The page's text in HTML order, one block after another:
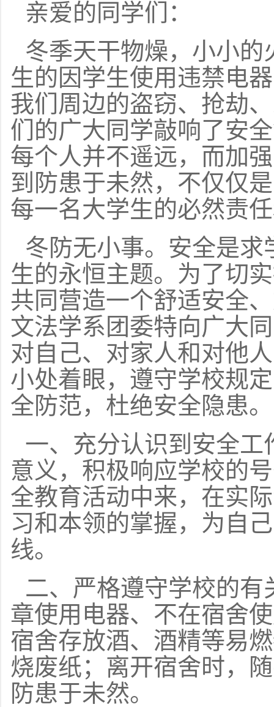
亲爱的同学们：
冬季天干物燥，小小
生的因学生使用违禁电
我们周边的盗窃、抢劫
们的广大同学敲响了安
每个人并不遥远，而加
到防患于未然，不仅仅
每一名大学生的必然责
冬防无小事。安全是
生的永恒主题。为了切
共同营造一个舒适安全
文法学系团委特向广大
对自己、对家人和对他
小处着眼，遵守学校规
全防范，杜绝安全隐患。
一、充分认识到安全
意义，积极响应学校的
全教育活动中来，在实
习和本领的掌握，为自
线。
二、严格遵守学校的
章使用电器、不在宿舍
宿舍存放酒、酒精等易
烧废纸；离开宿舍时，
防患于未然。